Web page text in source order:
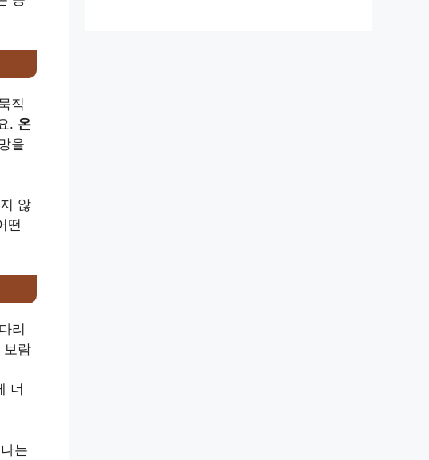
직
. 온
을
않
떤
리
보람
너
는